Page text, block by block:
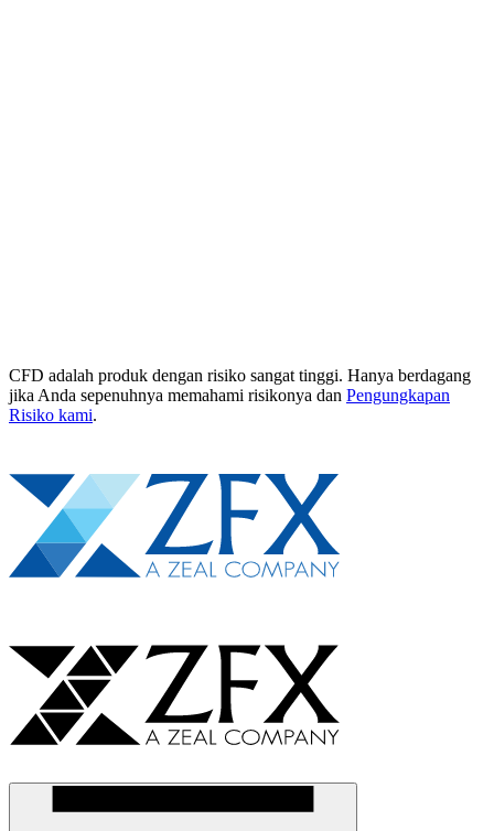
CFD adalah produk dengan risiko sangat tinggi. Hanya berdagang
jika Anda sepenuhnya memahami risikonya dan Pengungkapan
Risiko kami.